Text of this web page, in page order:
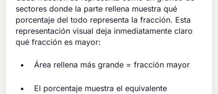
sectores donde la parte rellena muestra qué
porcentaje del todo representa la fracción. Esta
representación visual deja inmediatamente claro
qué fracción es mayor:
Área rellena más grande = fracción mayor
El porcentaje muestra el equivalente